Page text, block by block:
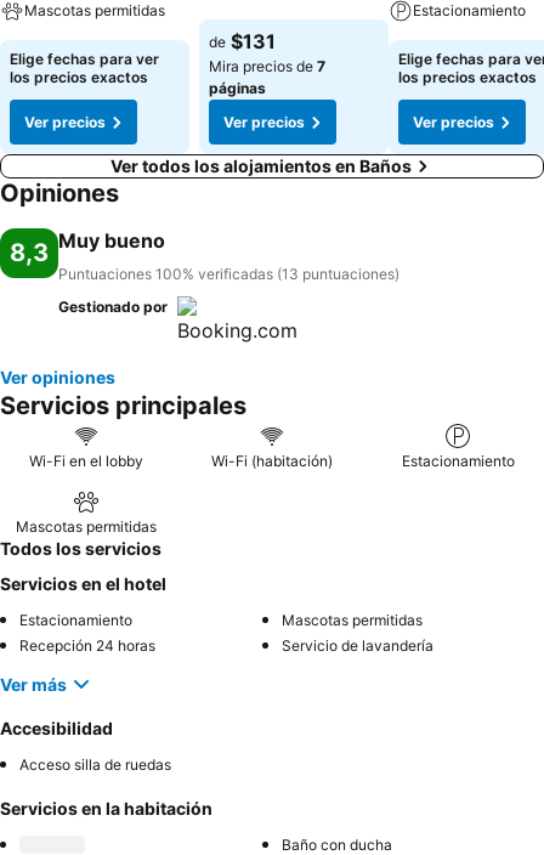
Mascotas permitidas
Elige fechas para ver
los precios exactos
Ver precios
de $131
Mira precios de 7
páginas
Ver precios
Estacionamiento
Elige fechas para
los precios exactos
Ver precios
Ver todos los alojamientos en Baños
Opiniones
8,3 Muy bueno
Puntuaciones 100% verificadas (13 puntuaciones)
Gestionado por
Ver opiniones
Servicios principales
Wi-Fi en el lobby Wi-Fi (habitación) Estacionamiento
Mascotas permitidas
Todos los servicios
Servicios en el hotel
Estacionamiento
Mascotas permitidas
Recepción 24 horas
Servicio de lavandería
Ver más
Accesibilidad
Acceso silla de ruedas
Servicios en la habitación
Baño con ducha